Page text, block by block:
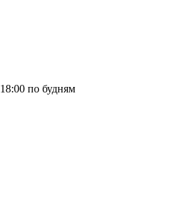
по будням